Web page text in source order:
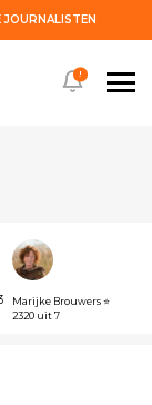
JOURNALISTEN
Marijke Brouwers ⭐
2320 uit 7
!